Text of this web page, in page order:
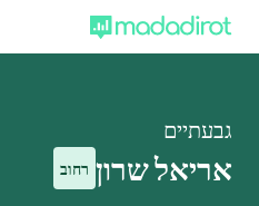
גבעתיים
אריאל שרון רחוב